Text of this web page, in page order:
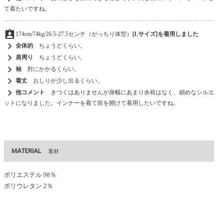
て着たいですね。
assignment_ind 174cm/74kg/26.5-27.5センチ（がっちり体型） [Lサイズ]を着用しました
chevron_right 全体的 ちょうどくらい。
chevron_right 肩周り ちょうどくらい。
chevron_right 袖 肘にかかるくらい。
chevron_right 着丈 おしりが少し出るくらい。
chevron_right 他コメント
きつくはありませんが身幅にあまり余裕はなく、細めなシルエ
ットになりました。インナーを着て前を開けて着用したいですね。
MATERIAL 素材
ポリエステル 98％
ポリウレタン 2％